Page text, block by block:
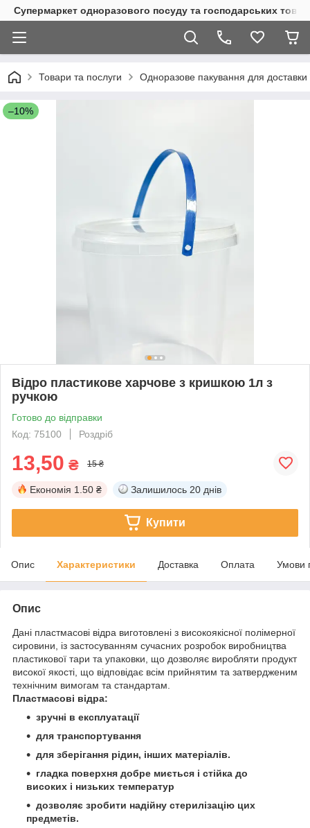
Супермаркет одноразового посуду та господарських
Товари та послуги Одноразове пакування для доставки
–10%
Відро пластикове харчове з кришкою 1л з
ручкою
Готово до відправки
Код: 75100
Роздріб
13,50 ₴ 15 ₴
Економія 1.50 ₴ Залишилось 20 днів
Купити
Опис Характеристики Доставка Оплата Умови
Опис
Дані пластмасові відра виготовлені з високоякісної полімерної
сировини, із застосуванням сучасних розробок виробництва
пластикової тари та упаковки, що дозволяє виробляти продукт
високої якості, що відповідає всім прийнятим та затвердженим
технічним вимогам та стандартам.
Пластмасові відра:
зручні в експлуатації
для транспортування
для зберігання рідин, інших матеріалів.
гладка поверхня добре миється і стійка до
високих і низьких температур
дозволяє зробити надійну стерилізацію цих
предметів.